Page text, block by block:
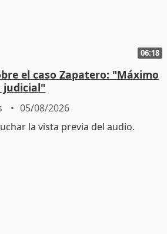
06:18
el caso Zapatero: "Máximo
judicial"
05/08/2026